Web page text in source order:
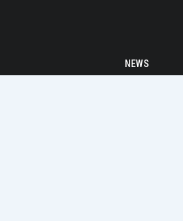
NEWS